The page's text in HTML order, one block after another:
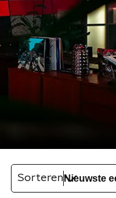
Sorteren